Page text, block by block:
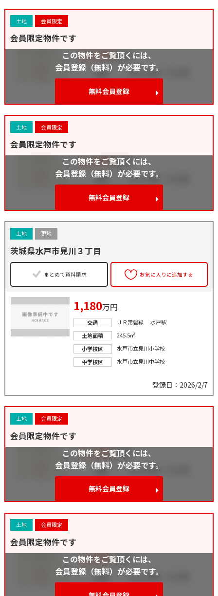
土地 会員限定
会員限定物件です
この物件をご覧頂くには、
会員登録（無料）が必要です。
無料会員登録
土地 会員限定
会員限定物件です
この物件をご覧頂くには、
会員登録（無料）が必要です。
無料会員登録
土地 更地
茨城県水戸市見川３丁目
まとめて資料請求 お気に入りに追加する
1,180万円
交通
ＪＲ常磐線 水戸駅
土地面積
245.5㎡
小学校区
水戸市立見川小学校
中学校区
水戸市立見川中学校
登録日：2026/2/7
土地 会員限定
会員限定物件です
この物件をご覧頂くには、
会員登録（無料）が必要です。
無料会員登録
土地 会員限定
会員限定物件です
この物件をご覧頂くには、
会員登録（無料）が必要です。